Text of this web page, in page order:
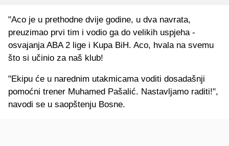
"Aco je u prethodne dvije godine, u dva navrata,
preuzimao prvi tim i vodio ga do velikih uspjeha -
osvajanja ABA 2 lige i Kupa BiH. Aco, hvala na svemu
što si učinio za naš klub!
"Ekipu će u narednim utakmicama voditi dosadašnji
pomoćni trener Muhamed Pašalić. Nastavljamo raditi!",
navodi se u saopštenju Bosne.